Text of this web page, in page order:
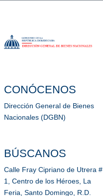
CONÓCENOS
Dirección General de Bienes
Nacionales (DGBN)
BÚSCANOS
Calle Fray Cipriano de Utrera #
1, Centro de los Héroes, La
Feria, Santo Domingo, R.D.